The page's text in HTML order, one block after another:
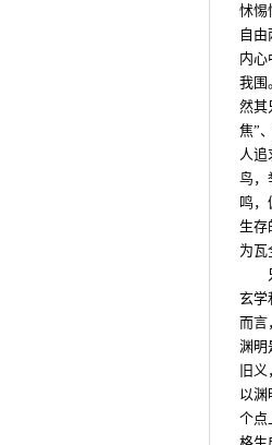
怵惕
自
内心
我围
然其
焦”
人追
鸟，
鸣，
生存
为瓦
玄学
而言
渊明
旧
以渊
个点